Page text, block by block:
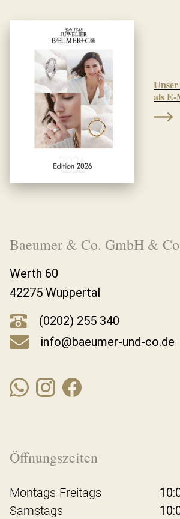
als E-
Baeumer & Co. GmbH &
Werth 60
42275 Wuppertal
(0202) 255 340
info@baeumer-und-co.de
Öffnungszeiten
Montags-Freitags
Samstags